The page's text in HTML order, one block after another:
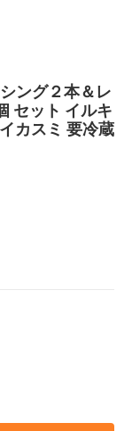
ング２本＆レ
セット イルキ
カスミ 要冷蔵